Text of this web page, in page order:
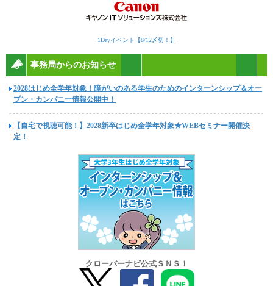
1Dayイベント【8/12〆切！】
事務局からのお知らせ
2028はじめ全学年対象！障がいのある学生のためのインターンシップ＆オー
プン・カンパニー情報公開中！
【自宅で視聴可能！】2028新卒はじめ全学年対象★WEBセミナー開催決
定！
クローバーナビ公式ＳＮＳ！